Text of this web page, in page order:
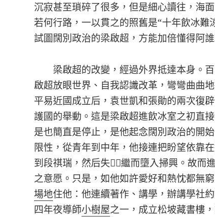
沉寂甚至瑣碎了很多，但是細心讀往，海
若何行路，一以貫之的照舊是“十年飲冰難
試圖闊別政治的梁啟超，方能加倍懂得阿
梁啟超的改變，經過外界抵達本身。
啟超放眼世界、自我認識改革，彎彎曲曲
平易近國成立后，袁世凱和張勛的兩次復
護國的舉動。這是梁啟超進飲冰室之初
是也簡直是停止，是他起念闊別政治的開
限性，從青年到中年，他接連把盼望依靠
到段祺瑞，然后失，繼而墮入掃興。故而
之意愿。只是，如他如許愛好和熱忱都無
場地住他：他連續著作、講學，辦講學社
四年夜導師小樹屋之一，成立松坡藏書樓